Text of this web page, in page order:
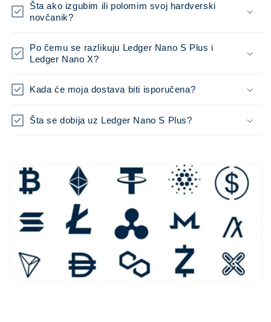
Šta ako izgubim ili polomim svoj hardverski
novčanik?
Po čemu se razlikuju Ledger Nano S Plus i
Ledger Nano X?
Kada će moja dostava biti isporučena?
Šta se dobija uz Ledger Nano S Plus?